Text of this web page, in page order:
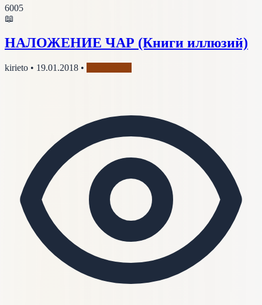
6005
📖
НАЛОЖЕНИЕ ЧАР (Книги иллюзий)
kirieto • 19.01.2018 •